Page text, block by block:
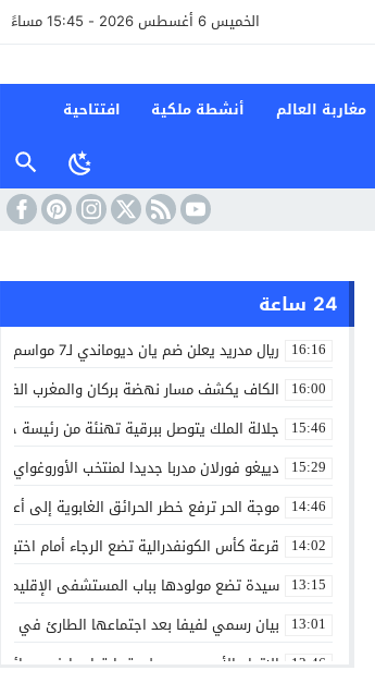
الخميس 6 أغسطس 2026 - 15:45 مساءً
مغاربة العالم أنشطة ملكية افتتاحية
24 ساعة
16:16 ريال مدريد يعلن ضم يان ديوماندي لـ7 مواسم قادما من لايبزيغ
16:00 الكاف يكشف مسار نهضة بركان والمغرب
15:46 جلالة الملك يتوصل ببرقية تهنئة من رئيسة
15:29 دييغو فورلان مدربا جديدا لمنتخب الأوروغواي
14:46 موجة الحر ترفع خطر الحرائق الغابوية إلى
14:02 قرعة كأس الكونفدرالية تضع الرجاء أمام اختبار
13:15 سيدة تضع مولودها بباب المستشفى الإقليمي
13:01 بيان رسمي لفيفا بعد اجتماعها الطارئ في
12:46 الاتحاد الأوروبي يسجل رقما قياسيا في حرائق